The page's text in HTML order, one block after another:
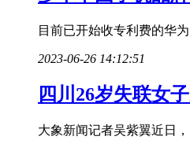
目前已开始收专利费的华
2023-06-26 14:12:51
四川26岁失联女
大象新闻记者吴紫翼近日